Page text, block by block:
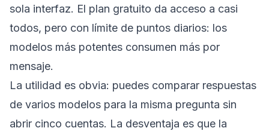
sola interfaz. El plan gratuito da acceso a casi
todos, pero con límite de puntos diarios: los
modelos más potentes consumen más por
mensaje.
La utilidad es obvia: puedes comparar respuestas
de varios modelos para la misma pregunta sin
abrir cinco cuentas. La desventaja es que la